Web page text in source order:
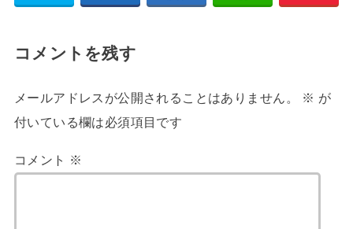
コメントを残す
メールアドレスが公開されることはありません。 ※ が
付いている欄は必須項目です
コメント ※